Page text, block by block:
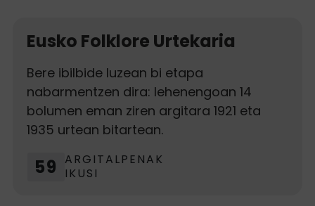
Eusko Folklore Urtekaria
Bere ibilbide luzean bi etapa
nabarmentzen dira: lehenengoan 14
bolumen eman ziren argitara 1921 eta
1935 urtean bitartean.
59
ARGITALPENAK
IKUSI